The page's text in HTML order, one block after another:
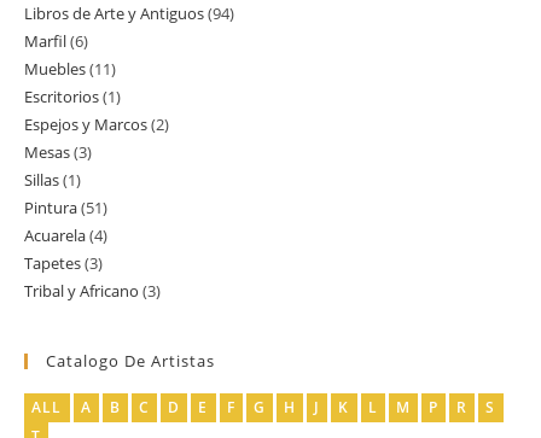
productos
Libros de Arte y Antiguos 9494
Marfil 66
productos
Muebles 1111
productos
Escritorios 11
producto
Espejos y Marcos 22
Mesas 33
Sillas 11
producto
Pintura 5151
productos
Acuarela 44
productos
Tapetes 33
productos
Tribal y Africano 33
Catalogo De Artistas
ALL A B C D E F G H J K L M P R
S